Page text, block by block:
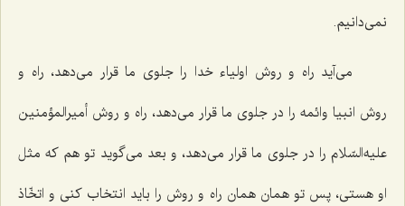
نمی‌دانیم.
می‌آید راه و روش اولیاء خدا را جلوی ما قرار می‌دهد، راه و
روش انبیا وائمه را در جلوی ما قرار می‌دهد، راه و روش أمیرالمؤمنین
علیه‌السّلام را در جلوی ما قرار می‌دهد، و بعد می‌گوید تو هم که مثل
او هستی، پس تو همان همان راه و روش را باید انتخاب کنی و اتخّاذ